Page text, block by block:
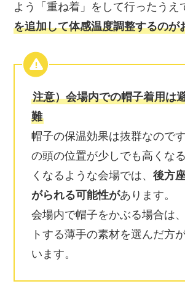
よう「重ね着」をして行ったうえ
を追加して体感温度調整するのが
注意）会場内での帽子着用は
難
帽子の保温効果は抜群なので
の頭の位置が少しでも高くな
くなるような会場では、後方
がられる可能性があります。
会場内で帽子をかぶる場合は
トする薄手の素材を選んだ方
います。